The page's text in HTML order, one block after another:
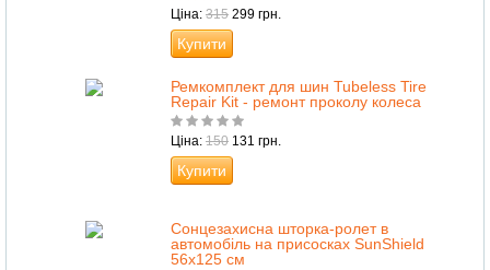
Ціна: 315 299 грн.
Купити
Ремкомплект для шин Tubeless Tire
Repair Kit - ремонт проколу колеса
Ціна: 150 131 грн.
Купити
Сонцезахисна шторка-ролет в
автомобіль на присосках SunShield
56х125 см